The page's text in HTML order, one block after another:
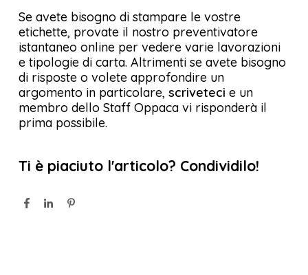
Se avete bisogno di stampare le vostre
etichette, provate il nostro preventivatore
istantaneo online per vedere varie lavorazioni
e tipologie di carta. Altrimenti se avete bisogno
di risposte o volete approfondire un
argomento in particolare, scriveteci e un
membro dello Staff Oppaca vi risponderà il
prima possibile.
Ti è piaciuto l'articolo? Condividilo!